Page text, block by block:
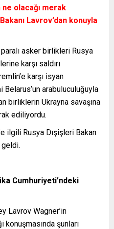
ne olacağı merak
Lavrov’dan konuyla
asker birlikleri Rusya
karşı saldırı
karşı isyan
Belarus’un arabuluculuğuyla
birliklerin Ukrayna savaşına
ediliyordu.
ilgili Rusya Dışişleri Bakan
geldi.
Cumhuriyeti’ndeki
Lavrov Wagner’in
şunları